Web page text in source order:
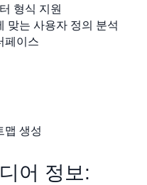
형식 지원
맞는 사용자 정의 분석
페이스
맵 생성
어 정보: